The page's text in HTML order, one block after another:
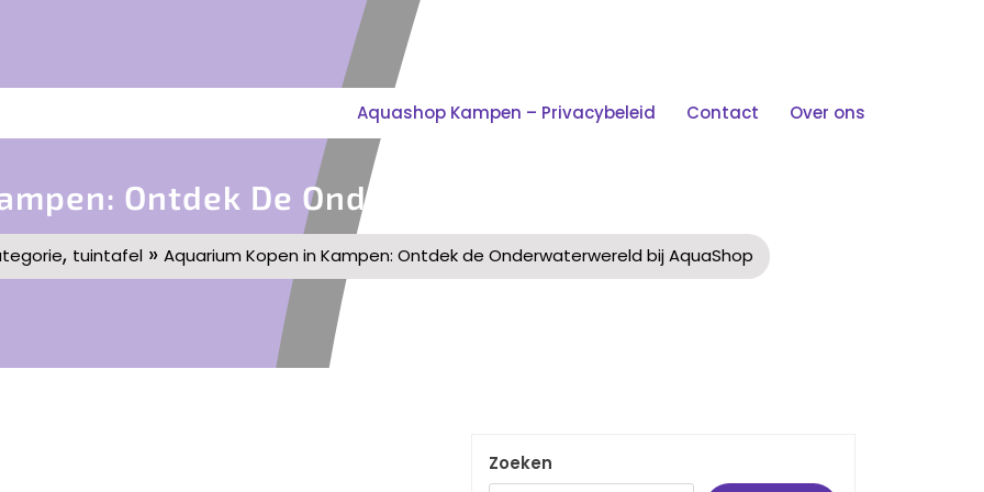
Aquashop Kampen – Privacybeleid Contact Over ons
Ontdek De Onderwaterwereld Bij AquaShop
, tuintafel » Aquarium Kopen in Kampen: Ontdek de Onderwaterwereld bij AquaShop
Zoeken